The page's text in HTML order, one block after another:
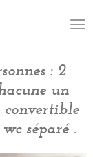
: 2
un
convertible
séparé .